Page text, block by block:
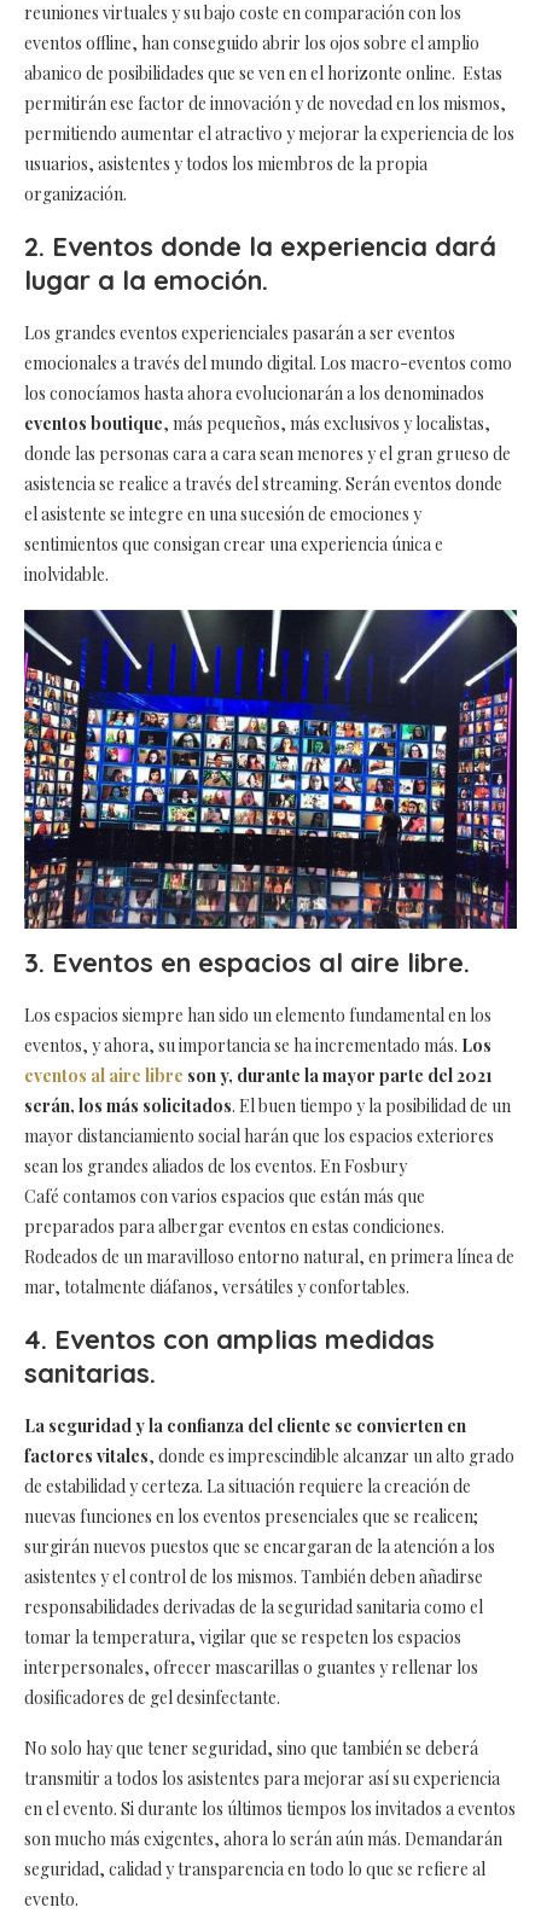
reuniones virtuales y su bajo coste en comparación con los
eventos offline, han conseguido abrir los ojos sobre el amplio
abanico de posibilidades que se ven en el horizonte online. Estas
permitirán ese factor de innovación y de novedad en los mismos,
permitiendo aumentar el atractivo y mejorar la experiencia de los
usuarios, asistentes y todos los miembros de la propia
organización.
2. Eventos donde la experiencia dará
lugar a la emoción.
Los grandes eventos experienciales pasarán a ser eventos
emocionales a través del mundo digital. Los macro-eventos como
los conocíamos hasta ahora evolucionarán a los denominados
eventos boutique, más pequeños, más exclusivos y localistas,
donde las personas cara a cara sean menores y el gran grueso de
asistencia se realice a través del streaming. Serán eventos donde
el asistente se integre en una sucesión de emociones y
sentimientos que consigan crear una experiencia única e
inolvidable.
3. Eventos en espacios al aire libre.
Los espacios siempre han sido un elemento fundamental en los
eventos, y ahora, su importancia se ha incrementado más. Los
eventos al aire libre son y, durante la mayor parte del 2021
serán, los más solicitados. El buen tiempo y la posibilidad de un
mayor distanciamiento social harán que los espacios exteriores
sean los grandes aliados de los eventos. En Fosbury
Café contamos con varios espacios que están más que
preparados para albergar eventos en estas condiciones.
Rodeados de un maravilloso entorno natural, en primera línea de
mar, totalmente diáfanos, versátiles y confortables.
4. Eventos con amplias medidas
sanitarias.
La seguridad y la confianza del cliente se convierten en
factores vitales, donde es imprescindible alcanzar un alto grado
de estabilidad y certeza. La situación requiere la creación de
nuevas funciones en los eventos presenciales que se realicen;
surgirán nuevos puestos que se encargaran de la atención a los
asistentes y el control de los mismos. También deben añadirse
responsabilidades derivadas de la seguridad sanitaria como el
tomar la temperatura, vigilar que se respeten los espacios
interpersonales, ofrecer mascarillas o guantes y rellenar los
dosificadores de gel desinfectante.
No solo hay que tener seguridad, sino que también se deberá
transmitir a todos los asistentes para mejorar así su experiencia
en el evento. Si durante los últimos tiempos los invitados a eventos
son mucho más exigentes, ahora lo serán aún más. Demandarán
seguridad, calidad y transparencia en todo lo que se refiere al
evento.